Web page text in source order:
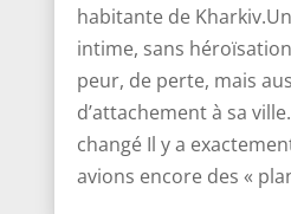
habitante de
intime, sans
peur, de perte, mais
d’attachement à sa
changé Il y a
avions encore des «